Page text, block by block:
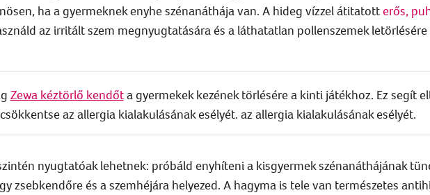
ha a gyermeknek enyhe szénanáthája van. A hideg vízzel átitatotterős,
az irritált szem megnyugtatására és a láthatatlan pollenszemek letörlésére
Zewa kéztörlő kendőta gyermekek kezének törlésére a kinti játékhoz. Ez segít
az allergia kialakulásának esélyét. az allergia kialakulásának esélyét.
nyugtatóak lehetnek: próbáld enyhíteni a kisgyermek szénanáthájának
zsebkendőre és a szemhéjára helyezed. A hagyma is tele van természetes